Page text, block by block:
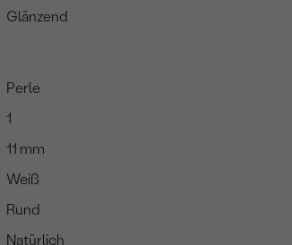
Glänzend
Perle
1
11 mm
Weiß
Rund
Natürlich